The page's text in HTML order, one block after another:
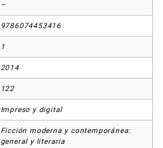
–
9786074453416
1
2014
122
Impreso y digital
Ficción moderna y contemporánea:
general y literaria